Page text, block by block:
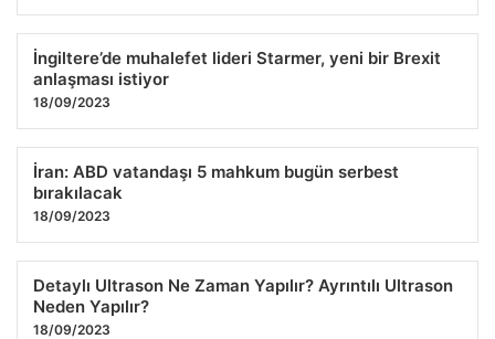
İngiltere’de muhalefet lideri Starmer, yeni bir Brexit
anlaşması istiyor
18/09/2023
İran: ABD vatandaşı 5 mahkum bugün serbest
bırakılacak
18/09/2023
Detaylı Ultrason Ne Zaman Yapılır? Ayrıntılı Ultrason
Neden Yapılır?
18/09/2023